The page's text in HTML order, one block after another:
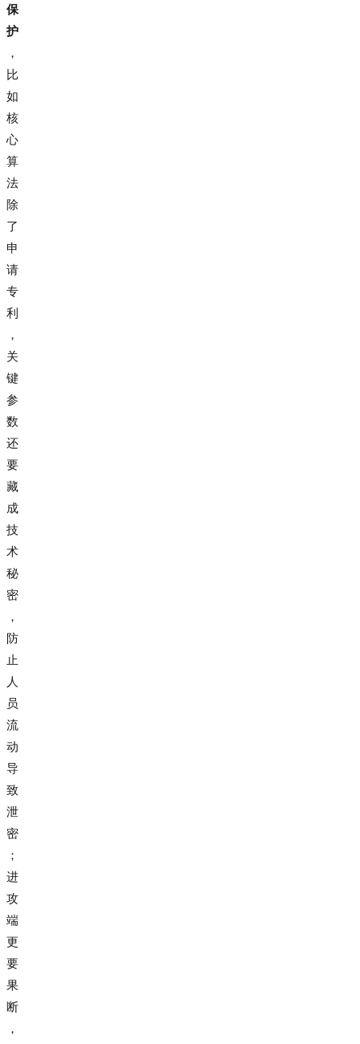
保
护
，
比
如
核
心
算
法
除
了
申
请
专
利
，
关
键
参
数
还
要
藏
成
技
术
秘
密
，
防
止
人
员
流
动
导
致
泄
密
；
进
攻
端
更
要
果
断
，